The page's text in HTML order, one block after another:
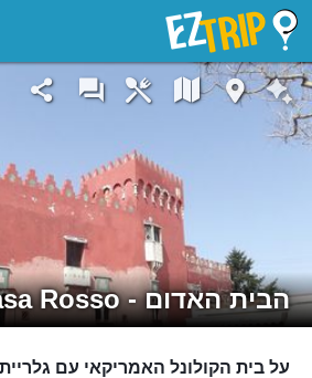
הבית האדום - Casa Rosso
על בית הקולונל האמריקאי עם
EZTrip